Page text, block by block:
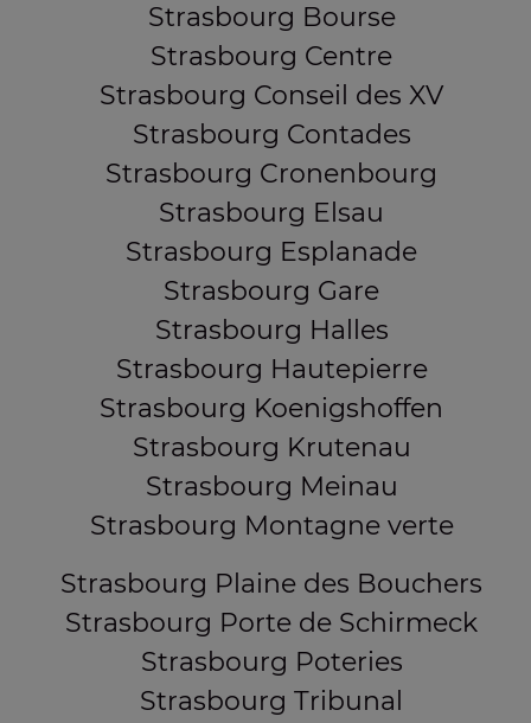
Strasbourg Bourse
Strasbourg Centre
Strasbourg Conseil des XV
Strasbourg Contades
Strasbourg Cronenbourg
Strasbourg Elsau
Strasbourg Esplanade
Strasbourg Gare
Strasbourg Halles
Strasbourg Hautepierre
Strasbourg Koenigshoffen
Strasbourg Krutenau
Strasbourg Meinau
Strasbourg Montagne verte
Strasbourg Plaine des Bouchers
Strasbourg Porte de Schirmeck
Strasbourg Poteries
Strasbourg Tribunal